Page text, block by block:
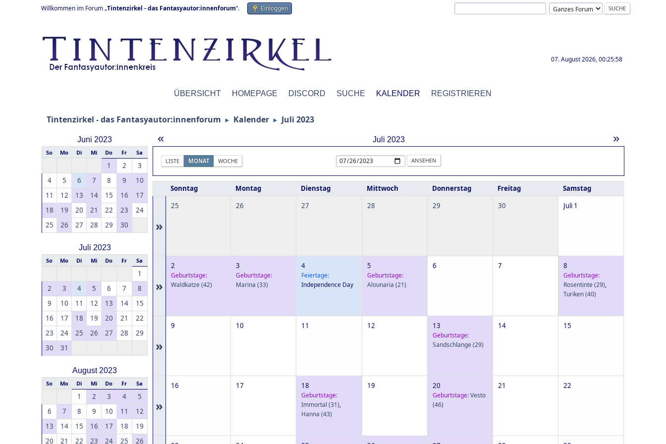
Willkommen im Forum „Tintenzirkel - das Fantasyautor:innenforum“. Einloggen
07. August 2026, 00:25:58
ÜBERSICHT HOMEPAGE DISCORD SUCHE KALENDER REGISTRIEREN
Tintenzirkel - das Fantasyautor:innenforum ► Kalender ► Juli 2023
Juni 2023
So Mo Di Mi Do Fr Sa
1 2
3
4
5 6 7 8 9
10
11
12 13 14 15 16
17
18
19 20 21 22 23
24
25
26 27 28 29 30
Juli 2023
So Mo Di Mi Do Fr Sa
1
2
3 4 5 6 7
8
9
10 11 12 13 14
15
16
17 18 19 20 21
22
23
24 25 26 27 28
29
30
31
August 2023
So Mo Di Mi Do Fr Sa
1 2 3 4
5
6
7 8 9 10 11
12
13
14 15 16 17 18
19
20
21 22 23 24 25 26
« »
Juli 2023
LISTE MONAT WOCHE
Sonntag Montag Dienstag Mittwoch Donnerstag Freitag Samstag
»
25 26 27 28 29 30 Juli 1
»
2
Geburtstage:
Waldkatze(42)
3
Geburtstage:
Marina (33)
4
Feiertage:
Independence Day
5
Geburtstage:
Alounaria (21)
6 7 8
Geburtstage:
Rosentinte(29),
Turiken(40)
»
9 10 11 12 13
Geburtstage:
Sandschlange(29)
14 15
»
16 17 18
Geburtstage:
Immortal (31),
Hanna (43)
19 20
Geburtstage:Vesto
(46)
21 22